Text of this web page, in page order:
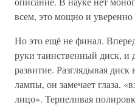
всем, это мощно и
Но это ещё не финал.
руки таинственный диск, и
развитие. Разглядывая
лампы, он замечает глаза,
лицо». Терпеливая